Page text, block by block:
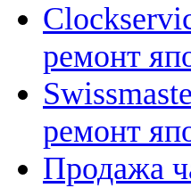
ремонт
ремонт
Продажа